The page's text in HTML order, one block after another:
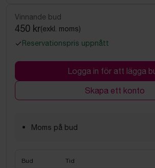
Vinnande bud
450 kr(exkl. moms)
Reservationspris uppnått
Logga in för att lägga
Skapa ett konto
Moms på bud
Bud Tid